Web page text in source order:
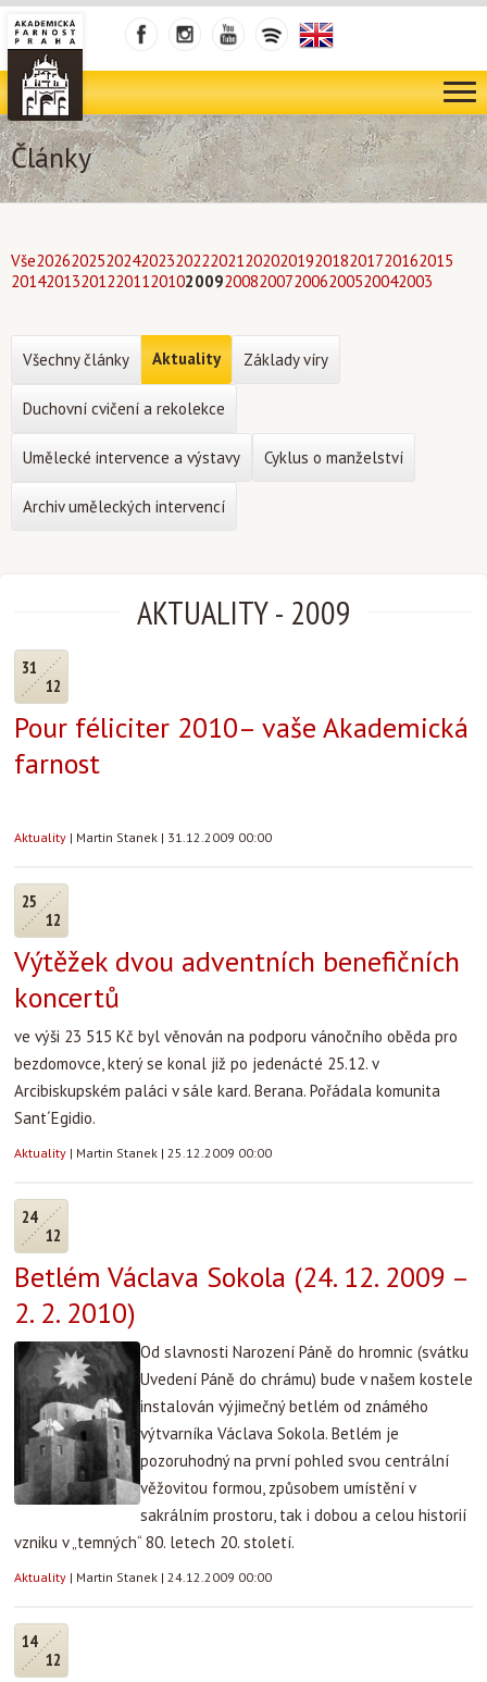
Články
Vše202620252024202320222021202020192018201720162015
201420132012201120102009200820072006200520042003
AKTUALITY- 2009
31
12
Pour féliciter 2010– vaše Akademická
farnost
Aktuality | Martin Stanek | 31.12.2009 00:00
25
12
Výtěžek dvou adventních benefičních
koncertů
ve výši 23 515 Kč byl věnován na podporu vánočního oběda pro
bezdomovce, který se konal již po jedenácté 25.12. v
Arcibiskupském paláci v sále kard. Berana. Pořádala komunita
Sant´Egidio.
Aktuality | Martin Stanek | 25.12.2009 00:00
24
12
Betlém Václava Sokola (24. 12. 2009 –
2. 2. 2010)
Od slavnosti Narození Páně do hromnic (svátku
Uvedení Páně do chrámu) bude v našem kostele
instalován výjimečný betlém od známého
výtvarníka Václava Sokola. Betlém je
pozoruhodný na první pohled svou centrální
věžovitou formou, způsobem umístění v
sakrálním prostoru, tak i dobou a celou historií
vzniku v „temných“ 80. letech 20. století.
Aktuality | Martin Stanek | 24.12.2009 00:00
14
12
Všechny články Aktuality Základy víry
Duchovní cvičení a rekolekce
Umělecké intervence a výstavy Cyklus o manželství
Archiv uměleckých intervencí